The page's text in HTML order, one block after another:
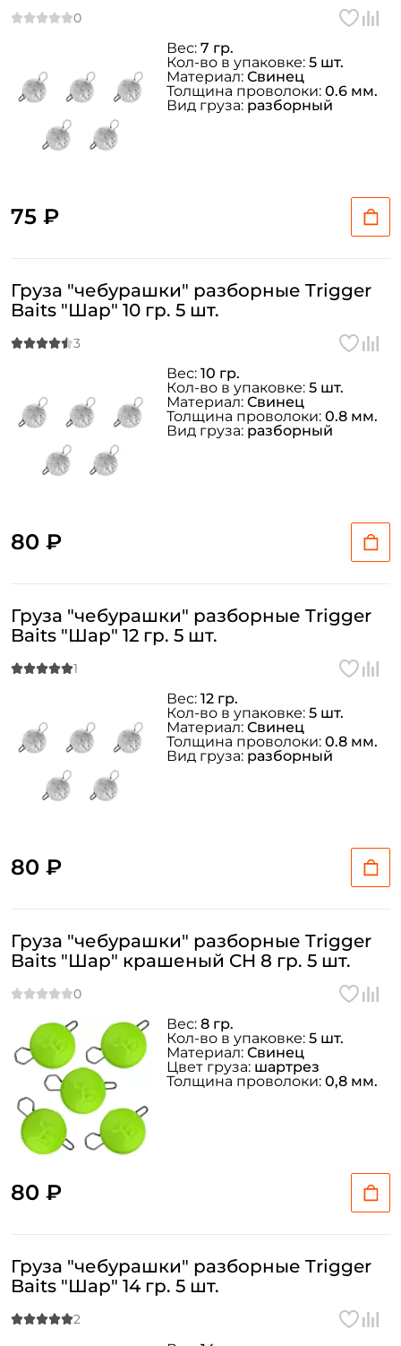
75 ₽
Вес: 7 гр.
Кол-во в упаковке: 5 шт.
Материал: Свинец
Толщина проволоки: 0.6 мм.
Вид груза: разборный
Груза "чебурашки" разборные Trigger
Baits "Шар" 10 гр. 5 шт.
80 ₽
Вес: 10 гр.
Кол-во в упаковке: 5 шт.
Материал: Свинец
Толщина проволоки: 0.8 мм.
Вид груза: разборный
Груза "чебурашки" разборные Trigger
Baits "Шар" 12 гр. 5 шт.
80 ₽
Вес: 12 гр.
Кол-во в упаковке: 5 шт.
Материал: Свинец
Толщина проволоки: 0.8 мм.
Вид груза: разборный
Груза "чебурашки" разборные Trigger
Baits "Шар" крашеный CH 8 гр. 5 шт.
80 ₽
Вес: 8 гр.
Кол-во в упаковке: 5 шт.
Материал: Свинец
Цвет груза: шартрез
Толщина проволоки: 0,8 мм.
Груза "чебурашки" разборные Trigger
Baits "Шар" 14 гр. 5 шт.